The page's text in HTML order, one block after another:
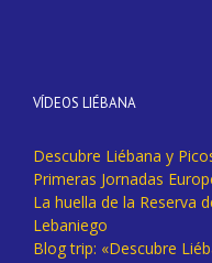
VÍDEOS LIÉBANA
Descubre Liébana y
Primeras Jornadas
La huella de la Reserva
Lebaniego
Blog trip: «Descubre